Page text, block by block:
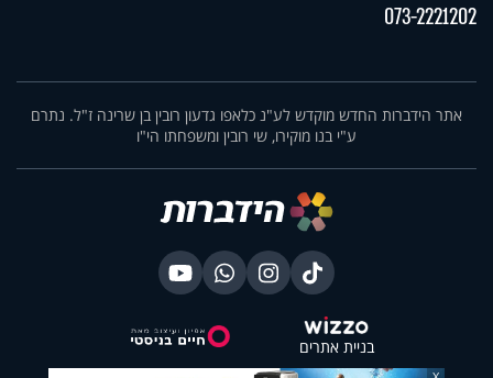
073-2221202
אתר הידברות החדש מוקדש לע"נ כלאפו גדעון רובין בן שרינה ז"ל. נתרם
ע"י בנו מוקירו, שי רובין ומשפחתו הי"ו
בניית אתרים